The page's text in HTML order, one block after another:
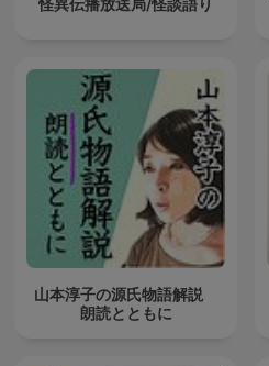
怪異伝播放送局/怪談語り
山本淳子の源氏物語解説
朗読とともに